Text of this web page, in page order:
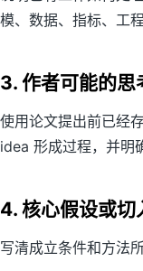
模、数据、指标、工
3. 作者可能的思
使用论文提出前已经
idea 形成过程，并明
4. 核心假设或切
写清成立条件和方法